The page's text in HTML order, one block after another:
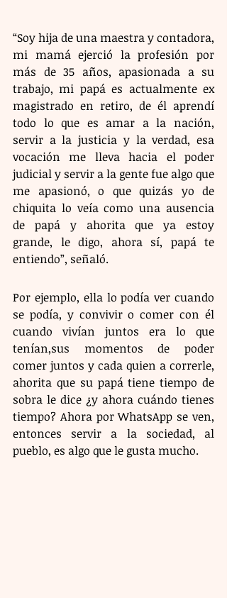
“Soy hija de una maestra y contadora,
mi mamá ejerció la profesión por
más de 35 años, apasionada a su
trabajo, mi papá es actualmente ex
magistrado en retiro, de él aprendí
todo lo que es amar a la nación,
servir a la justicia y la verdad, esa
vocación me lleva hacia el poder
judicial y servir a la gente fue algo que
me apasionó, o que quizás yo de
chiquita lo veía como una ausencia
de papá y ahorita que ya estoy
grande, le digo, ahora sí, papá te
entiendo”, señaló.
Por ejemplo, ella lo podía ver cuando
se podía, y convivir o comer con él
cuando vivían juntos era lo que
tenían,sus momentos de poder
comer juntos y cada quien a correrle,
ahorita que su papá tiene tiempo de
sobra le dice ¿y ahora cuándo tienes
tiempo? Ahora por WhatsApp se ven,
entonces servir a la sociedad, al
pueblo, es algo que le gusta mucho.